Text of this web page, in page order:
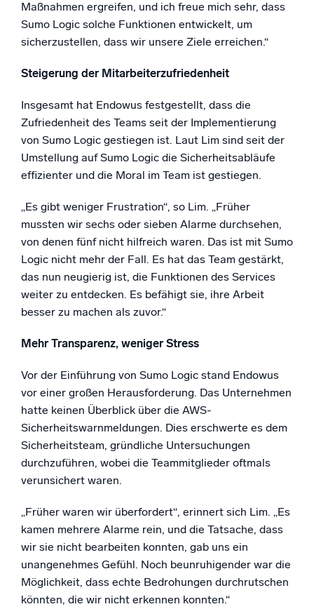
Maßnahmen ergreifen, und ich freue mich sehr, dass
Sumo Logic solche Funktionen entwickelt, um
sicherzustellen, dass wir unsere Ziele erreichen.“
Steigerung der Mitarbeiterzufriedenheit
Insgesamt hat Endowus festgestellt, dass die
Zufriedenheit des Teams seit der Implementierung
von Sumo Logic gestiegen ist. Laut Lim sind seit der
Umstellung auf Sumo Logic die Sicherheitsabläufe
effizienter und die Moral im Team ist gestiegen.
„Es gibt weniger Frustration“, so Lim. „Früher
mussten wir sechs oder sieben Alarme durchsehen,
von denen fünf nicht hilfreich waren. Das ist mit Sumo
Logic nicht mehr der Fall. Es hat das Team gestärkt,
das nun neugierig ist, die Funktionen des Services
weiter zu entdecken. Es befähigt sie, ihre Arbeit
besser zu machen als zuvor.“
Mehr Transparenz, weniger Stress
Vor der Einführung von Sumo Logic stand Endowus
vor einer großen Herausforderung. Das Unternehmen
hatte keinen Überblick über die AWS-
Sicherheitswarnmeldungen. Dies erschwerte es dem
Sicherheitsteam, gründliche Untersuchungen
durchzuführen, wobei die Teammitglieder oftmals
verunsichert waren.
„Früher waren wir überfordert“, erinnert sich Lim. „Es
kamen mehrere Alarme rein, und die Tatsache, dass
wir sie nicht bearbeiten konnten, gab uns ein
unangenehmes Gefühl. Noch beunruhigender war die
Möglichkeit, dass echte Bedrohungen durchrutschen
könnten, die wir nicht erkennen konnten.“